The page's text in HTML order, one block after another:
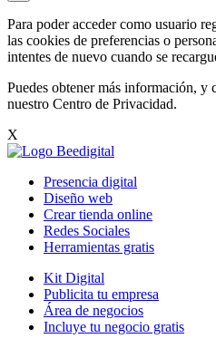
Para poder acceder como usuario
las cookies de preferencias o
intentes de nuevo cuando se
Puedes obtener más información, y
nuestro Centro de Privacidad.
X
Presencia digital
Diseño web
Crear tienda online
Redes Sociales
Herramientas gratis
Kit Digital
Publicita tu empresa
Área de negocios
Incluye tu negocio gratis